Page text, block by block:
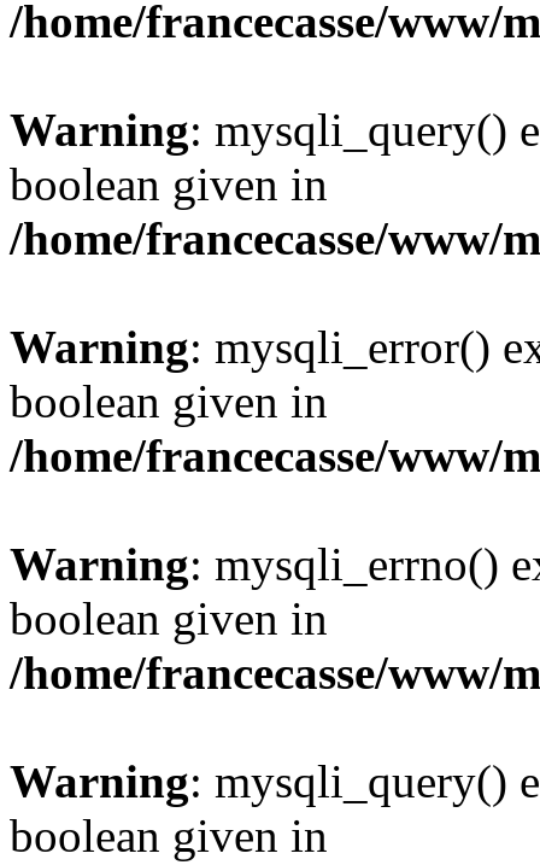
/home/francecasse/www/
Warning: mysqli_query()
boolean given in
/home/francecasse/www/
Warning: mysqli_error()
boolean given in
/home/francecasse/www/
Warning: mysqli_errno()
boolean given in
/home/francecasse/www/
Warning: mysqli_query()
boolean given in